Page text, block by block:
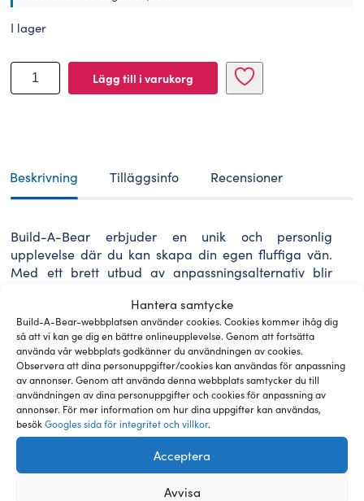
Hantera samtycke
Build-A-Bear-webbplatsen använder cookies. Cookies kommer ihåg dig
så att vi kan ge dig en bättre onlineupplevelse. Genom att fortsätta
använda vår webbplats godkänner du användningen av cookies.
Observera att dina personuppgifter/cookies kan användas för anpassning
av annonser. Genom att använda denna webbplats samtycker du till
användningen av dina personuppgifter och cookies för anpassning av
annonser. För mer information om hur dina uppgifter kan användas,
besök Googles sida för integritet och villkor.
Acceptera
Avvisa
I lager
BUILD-
A-
Lägg till i varukorg
Beskrivning Tilläggsinfo Recensioner
Build-A-Bear erbjuder en unik och personlig
upplevelse där du kan skapa din egen fluffiga vän.
Med ett brett utbud av anpassningsalternativ blir
KVÄVNINGSRISK på grund av smådelar. Inte lämplig
för barn under 3 år.
Relaterade pälsklingar och
tillbehör